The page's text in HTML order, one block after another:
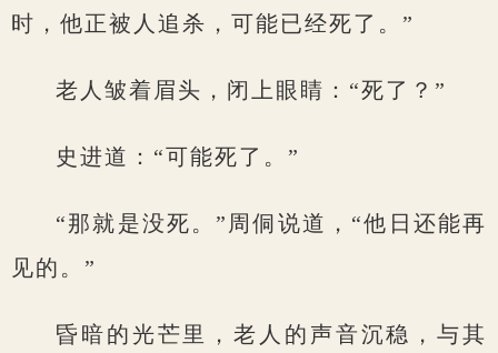
时，他正被人追杀，可能已经死了。”
老人皱着眉头，闭上眼睛：“死了？”
史进道：“可能死了。”
“那就是没死。”周侗说道，“他日还能再
见的。”
昏暗的光芒里，老人的声音沉稳，与其